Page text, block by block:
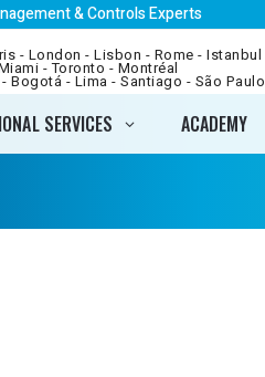
& Controls Experts
- London - Lisbon - Rome - Istanbul
- Toronto - Montréal
Bogotá - Lima - Santiago - São Paulo
SERVICES ACADEMY